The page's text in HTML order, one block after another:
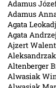
Adamus
Adamus
Agata
Agata Andrzej
Ajzert
Altenberger
Alwasiak